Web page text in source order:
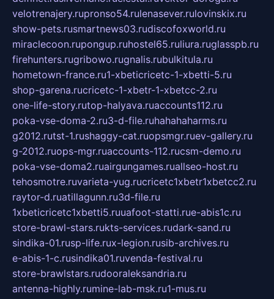
velotrenajery.rupronso54.rulenasever.rulovinskix.ru
show-pets.rusmartnews03.rudiscofoxworld.ru
miraclecoon.rupongup.ruhostel65.ruliura.ruglasspb.ru
firehunters.rugribowo.rugnalis.rubulkitula.ru
hometown-france.ru1-xbeticricetc-1-xbetti-5.ru
shop-garena.rucricetc-1-xbetr-1-xbetcc-2.ru
one-life-story.rutop-halyava.ruaccounts112.ru
poka-vse-doma-2.ru3-d-file.ruhahahaharms.ru
g2012.rutst-1.rushaggy-cat.ruopsmgr.ruev-gallery.ru
g-2012.ruops-mgr.ruaccounts-112.rucsm-demo.ru
poka-vse-doma2.ruairgungames.ruallseo-host.ru
tehosmotre.ruvarieta-yug.rucricetc1xbetr1xbetcc2.ru
raytor-d.ruatillagunn.ru3d-file.ru
1xbeticricetc1xbetti5.ruuafoot-statti.rue-abis1c.ru
store-brawl-stars.rukts-services.rudark-sand.ru
sindika-01.rusp-life.rux-legion.rusib-archives.ru
e-abis-1-c.rusindika01.ruvenda-festival.ru
store-brawlstars.rudooraleksandria.ru
antenna-highly.rumine-lab-msk.ru1-mus.ru